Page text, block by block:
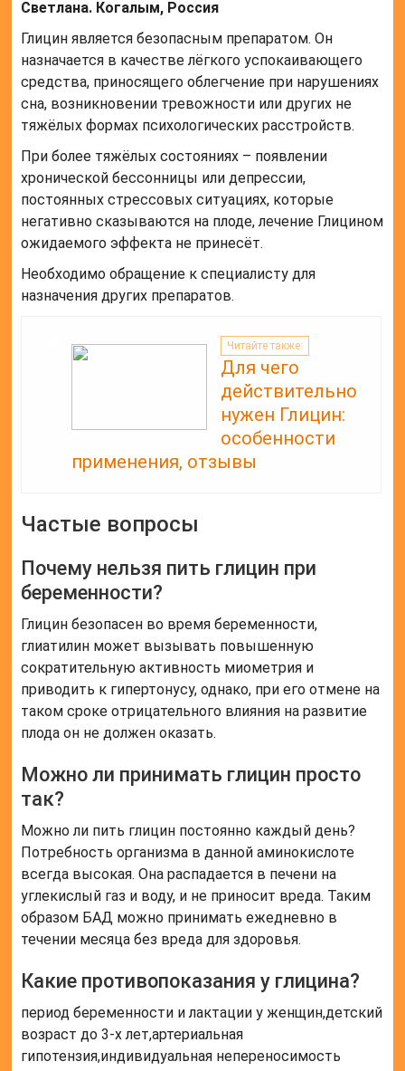
Светлана. Когалым, Россия
Глицин является безопасным препаратом. Он
назначается в качестве лёгкого успокаивающего
средства, приносящего облегчение при нарушениях
сна, возникновении тревожности или других не
тяжёлых формах психологических расстройств.
При более тяжёлых состояниях – появлении
хронической бессонницы или депрессии,
постоянных стрессовых ситуациях, которые
негативно сказываются на плоде, лечение Глицином
ожидаемого эффекта не принесёт.
Необходимо обращение к специалисту для
назначения других препаратов.
Читайте также:
Для чего
действительно
нужен Глицин:
особенности
применения, отзывы
Частые вопросы
Почему нельзя пить глицин при
беременности?
Глицин безопасен во время беременности,
глиатилин может вызывать повышенную
сократительную активность миометрия и
приводить к гипертонусу, однако, при его отмене на
таком сроке отрицательного влияния на развитие
плода он не должен оказать.
Можно ли принимать глицин просто
так?
Можно ли пить глицин постоянно каждый день?
Потребность организма в данной аминокислоте
всегда высокая. Она распадается в печени на
углекислый газ и воду, и не приносит вреда. Таким
образом БАД можно принимать ежедневно в
течении месяца без вреда для здоровья.
Какие противопоказания у глицина?
период беременности и лактации у женщин,детский
возраст до 3-х лет,артериальная
гипотензия,индивидуальная непереносимость